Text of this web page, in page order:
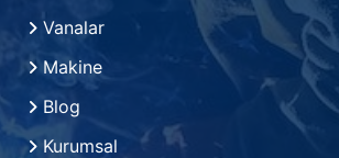
Vanalar
Makine
Blog
Kurumsal